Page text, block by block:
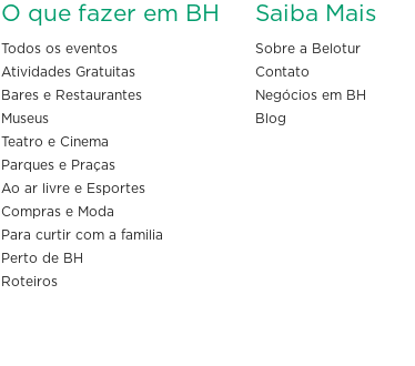
O que fazer em BH
Todos os eventos
Atividades Gratuitas
Bares e Restaurantes
Museus
Teatro e Cinema
Parques e Praças
Ao ar livre e Esportes
Compras e Moda
Para curtir com a familia
Perto de BH
Roteiros
Saiba Mais
Sobre a Belotur
Contato
Negócios em BH
Blog